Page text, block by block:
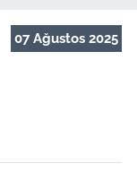
07 Ağustos 2025